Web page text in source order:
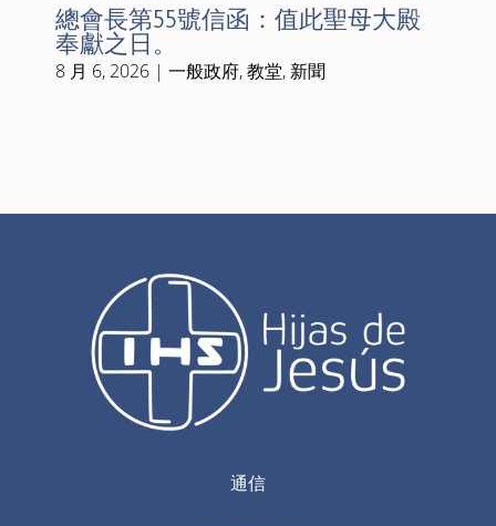
總會長第55號信函：值此聖母大殿
奉獻之日。
8 月 6, 2026| 一般政府,教堂, 新聞
通信